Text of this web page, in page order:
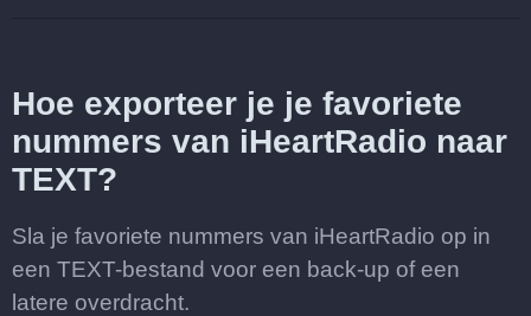
Hoe exporteer je je favoriete
nummers van iHeartRadio naar
TEXT?
Sla je favoriete nummers van iHeartRadio op in
een TEXT-bestand voor een back-up of een
latere overdracht.